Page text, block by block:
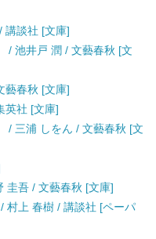
講談社 [文庫]
/ 池井戸 潤 / 文藝春秋 [文
藝春秋 [文庫]
英社 [文庫]
/ 三浦 しをん / 文藝春秋 [文
圭吾 / 文藝春秋 [文庫]
村上 春樹 / 講談社 [ペーパ